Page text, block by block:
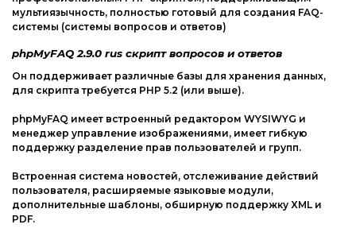
Web-Мастеру
мультиязычность, полностью готовый для создания FAQ-
системы (системы вопросов и ответов)
phpMyFAQ 2.9.0 rus скрипт вопросов и ответов
Он поддерживает различные базы для хранения данных,
для скрипта требуется PHP 5.2 (или выше).
phpMyFAQ имеет встроенный редактором WYSIWYG и
менеджер управление изображениями, имеет гибкую
поддержку разделение прав пользователей и групп.
Встроенная система новостей, отслеживание действий
пользователя, расширяемые языковые модули,
дополнительные шаблоны, обширную поддержку XML и
PDF.